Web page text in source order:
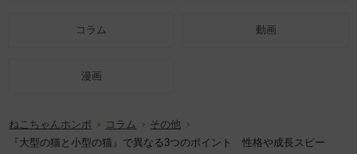
コラム 動画
漫画
ねこちゃんホンポ コラム
その他
『大型の猫と小型の猫』で異なる3つのポイント 性格や成長スピー